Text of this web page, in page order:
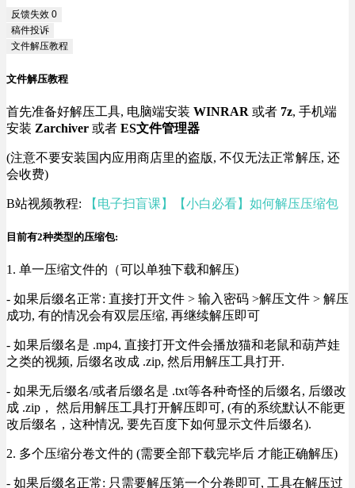
反馈失效 0
稿件投诉
文件解压教程
文件解压教程
首先准备好解压工具, 电脑端安装 WINRAR 或者 7z, 手机端
安装 Zarchiver 或者 ES文件管理器
(注意不要安装国内应用商店里的盗版, 不仅无法正常解压, 还
会收费)
B站视频教程: 【电子扫盲课】【小白必看】如何解压压缩包
目前有2种类型的压缩包:
1. 单一压缩文件的（可以单独下载和解压)
- 如果后缀名正常: 直接打开文件 > 输入密码 >解压文件 > 解压
成功, 有的情况会有双层压缩, 再继续解压即可
- 如果后缀名是 .mp4, 直接打开文件会播放猫和老鼠和葫芦娃
之类的视频, 后缀名改成 .zip, 然后用解压工具打开.
- 如果无后缀名/或者后缀名是 .txt等各种奇怪的后缀名, 后缀改
成 .zip， 然后用解压工具打开解压即可, (有的系统默认不能更
改后缀名，这种情况, 要先百度下如何显示文件后缀名).
2. 多个压缩分卷文件的 (需要全部下载完毕后 才能正确解压)
- 如果后缀名正常: 只需要解压第一个分卷即可, 工具在解压过